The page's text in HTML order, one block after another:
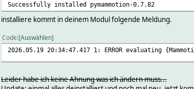
Successfully installed pymammotion-0.7.82
installiere kommt in deinem Modul folgende Meldung.
Code Auswählen
2026.05.19 20:34:47.417 1: ERROR evaluating
Leider habe ich keine Ahnung was ich ändern muss...